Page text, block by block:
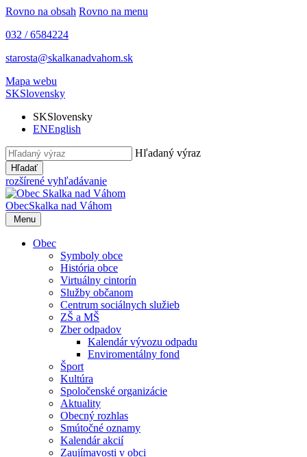
Rovno na obsah Rovno na menu
032 / 6584224
starosta@skalkanadvahom.sk
Mapa webu
SKSlovensky
SKSlovensky
ENEnglish
Hľadaný výraz
Hľadať
rozšírené vyhľadávanie
ObecSkalka nad Váhom
Menu
Obec
Symboly obce
História obce
Virtuálny cintorín
Služby občanom
Centrum sociálnych služieb
ZŠ a MŠ
Zber odpadov
Kalendár vývozu odpadu
Enviromentálny fond
Šport
Kultúra
Spoločenské organizácie
Aktuality
Obecný rozhlas
Smútočné oznamy
Kalendár akcií
Zaujímavosti v obci